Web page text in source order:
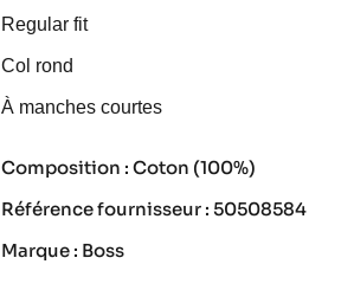
Regular fit
Col rond
À manches courtes
Composition : Coton (100%)
Référence fournisseur : 50508584
Marque : Boss